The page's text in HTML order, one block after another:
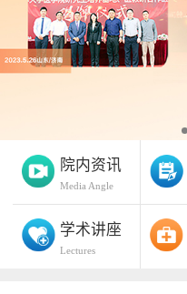
院内资讯
Media Angle
学术讲座
Lectures